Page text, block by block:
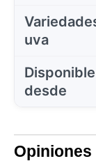
uva
Disponible
desde